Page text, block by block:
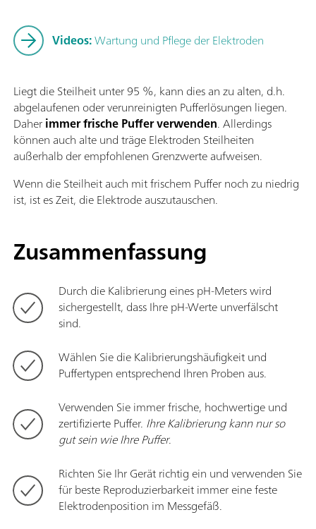
Videos:Wartung und Pflege der Elektroden
Liegt die Steilheit unter 95 %, kann dies an zu alten, d.h.
abgelaufenen oder verunreinigten Pufferlösungen liegen.
Daherimmer frische Puffer verwenden. Allerdings
können auch alte und träge Elektroden Steilheiten
außerhalb der empfohlenen Grenzwerte aufweisen.
Wenn die Steilheit auch mit frischem Puffer noch zu niedrig
ist, ist es Zeit, die Elektrode auszutauschen.
Zusammenfassung
Durch die Kalibrierung eines pH-Meters wird
sichergestellt, dass Ihre pH-Werte unverfälscht
sind.
Wählen Sie die Kalibrierungshäufigkeit und
Puffertypen entsprechend Ihren Proben aus.
Verwenden Sie immer frische, hochwertige und
zertifizierte Puffer. Ihre Kalibrierung kann nur so
gut sein wie Ihre Puffer.
Richten Sie Ihr Gerät richtig ein und verwenden Sie
für beste Reproduzierbarkeit immer eine feste
Elektrodenposition im Messgefäß.